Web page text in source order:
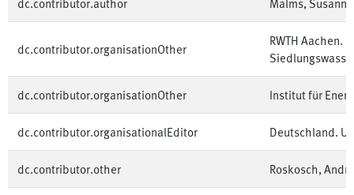
dc.contributor.organisationOther
RWTH Aachen.
dc.contributor.organisationOther Institut für
dc.contributor.organisationalEditor Deutschland.
dc.contributor.other Roskosch,